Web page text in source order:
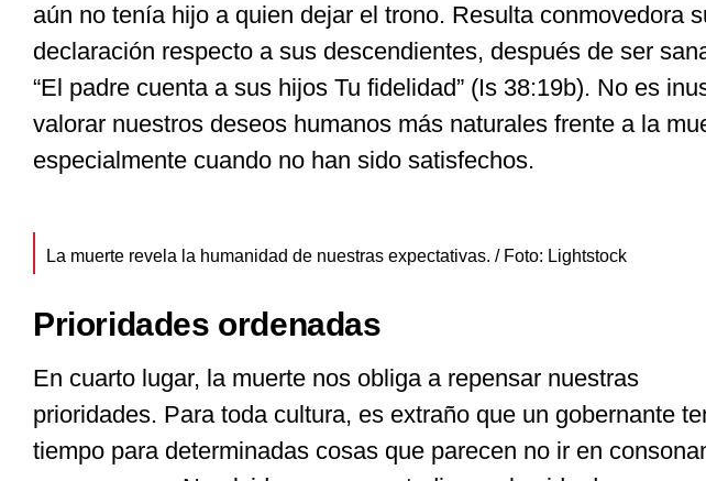
aún no tenía hijo a quien dejar el trono. Resulta conmovedora
declaración respecto a sus descendientes, después de ser
“El padre cuenta a sus hijos Tu fidelidad” (Is 38:19b). No es
valorar nuestros deseos humanos más naturales frente a la
especialmente cuando no han sido satisfechos.
La muerte revela la humanidad de nuestras expectativas. / Foto: Lightstock
Prioridades ordenadas
En cuarto lugar, la muerte nos obliga a repensar nuestras
prioridades. Para toda cultura, es extraño que un gobernante
tiempo para determinadas cosas que parecen no ir en